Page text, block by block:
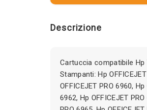
Descrizione
Cartuccia compatibile Hp
Stampanti: Hp
OFFICEJET PRO 6960,
6962, Hp OFFICEJET